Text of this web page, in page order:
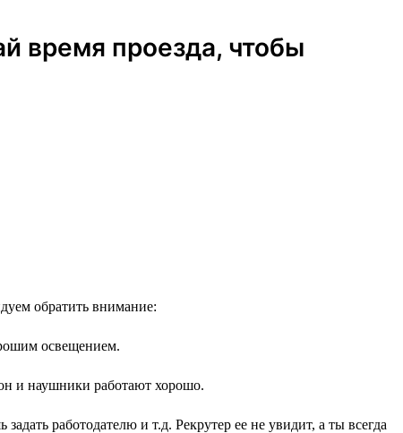
время проезда, чтобы
обратить внимание:
освещением.
и наушники работают хорошо.
работодателю и т.д. Рекрутер ее не увидит, а ты всегда